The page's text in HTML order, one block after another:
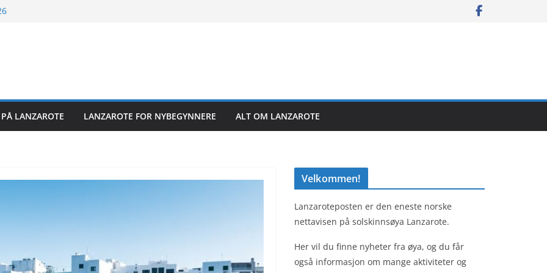
LANZAROTE LANZAROTE FOR NYBEGYNNERE ALT OM LANZAROTE
Velkommen!
Lanzaroteposten er den eneste norske
nettavisen på solskinnsøya Lanzarote.
Her vil du finne nyheter fra øya, og du får
også informasjon om mange aktiviteter og